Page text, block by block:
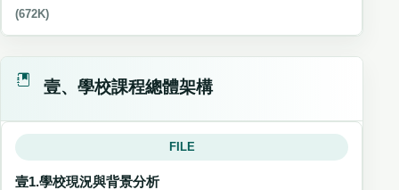
(672K)
壹、學校課程總體架構
FILE
壹1.學校現況與背景分析